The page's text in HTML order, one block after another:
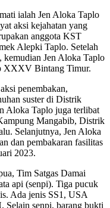
ialah Jen Aloka Taplo
aksi kejahatan yang
anggota KST
Alepki Taplo. Setelah
Jen Aloka Taplo
XXXV Bintang Timur.
penembakan,
suster di Distrik
Aloka Taplo juga terlibat
Mangabib, Distrik
Selanjutnya, Jen Aloka
dan pembakaran fasilitas
2023.
Tim Satgas Damai
api (senpi). Tiga pucuk
Ada jenis SS1, USA
Selain senpi, barang bukti